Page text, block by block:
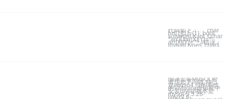
代码如下： ``` char
brr[1][1]={1}; bool
solve(int X,int Y,char
*arr){ brr[X][Y]='*';
arr[X][Y]='*'; //错误：
invalid types 'char[i
编译安装MySQL时
出现如下问题 自己
是wins64 位的系统
的VMware虚拟机中
安装mysql版本是
mysql-5.5.28-
linux2.6-